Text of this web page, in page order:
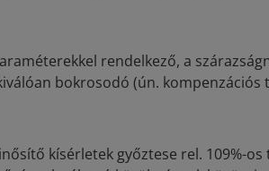
rendelkező, a
bokrosodó (ún.
kísérletek győztese rel. 109%-